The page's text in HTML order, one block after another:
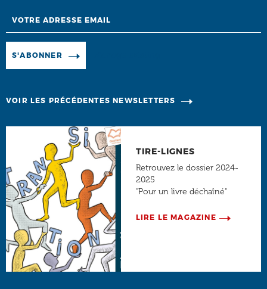
S'ABONNER
VOIR LES PRÉCÉDENTES NEWSLETTERS
TIRE-LIGNES
Retrouvez le dossier 2024-
2025
"Pour un livre déchaîné"
LIRE LE MAGAZINE